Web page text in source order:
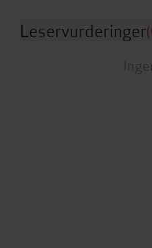
Leservurderinger